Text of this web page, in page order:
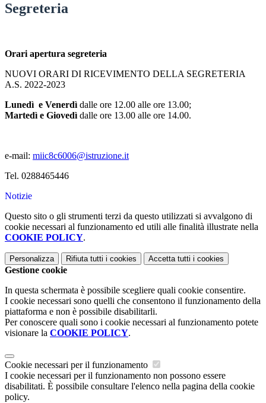
Segreteria
Orari apertura segreteria
NUOVI ORARI DI RICEVIMENTO DELLA SEGRETERIA
A.S. 2022-2023
Lunedì e Venerdì dalle ore 12.00 alle ore 13.00;
Martedì e Giovedì dalle ore 13.00 alle ore 14.00.
e-mail: miic8c6006@istruzione.it
Tel. 0288465446
Notizie
Questo sito o gli strumenti terzi da questo utilizzati si avvalgono di
cookie necessari al funzionamento ed utili alle finalità illustrate nella
COOKIE POLICY.
Personalizza Rifiuta tutti i cookies Accetta tutti i cookies
Gestione cookie
In questa schermata è possibile scegliere quali cookie consentire.
I cookie necessari sono quelli che consentono il funzionamento della
piattaforma e non è possibile disabilitarli.
Per conoscere quali sono i cookie necessari al funzionamento potete
visionare la COOKIE POLICY.
Cookie necessari per il funzionamento
I cookie necessari per il funzionamento non possono essere
disabilitati. È possibile consultare l'elenco nella pagina della cookie
policy.